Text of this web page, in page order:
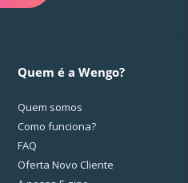
Quem é a Wengo?
Quem somos
Como funciona?
FAQ
Oferta Novo Cliente